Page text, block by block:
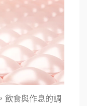
飲食與作息的調